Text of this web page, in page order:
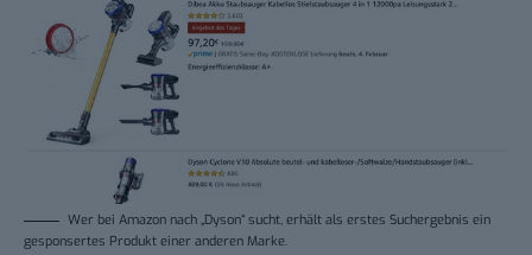
Wer bei Amazon nach „Dyson“ sucht, erhält als erstes Suchergebnis ein
gesponsertes Produkt einer anderen Marke.